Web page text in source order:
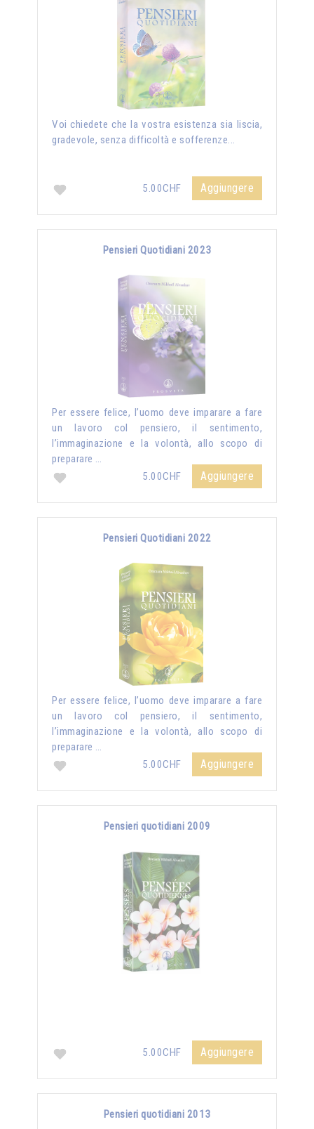
Voi chiedete che la vostra esistenza sia liscia,
gradevole, senza difficoltà e sofferenze...
5.00CHF Aggiungere
Pensieri Quotidiani 2023
Per essere felice, l’uomo deve imparare a fare
un lavoro col pensiero, il sentimento,
l’immaginazione e la volontà, allo scopo di
preparare …
5.00CHF
Aggiungere
Pensieri Quotidiani 2022
Per essere felice, l’uomo deve imparare a fare
un lavoro col pensiero, il sentimento,
l’immaginazione e la volontà, allo scopo di
preparare …
5.00CHF
Aggiungere
Pensieri quotidiani 2009
5.00CHF Aggiungere
Pensieri quotidiani 2013